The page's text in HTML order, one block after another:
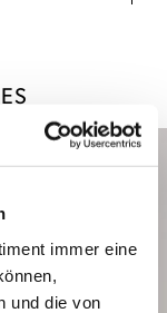
immer eine
und die von